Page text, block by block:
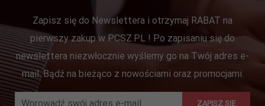
Zapisz się do Newslettera i otrzymaj RABAT na
pierwszy zakup w PCSZ.PL ! Po zapisaniu się do
newslettera niezwłocznie wyślemy go na Twój adres e-
mail. Bądź na bieżąco z nowościami oraz promocjami.